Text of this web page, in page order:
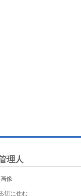
理人
街に住む